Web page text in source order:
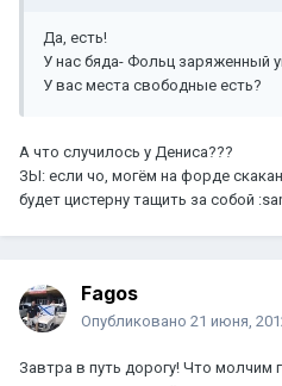
Да, есть!
У нас бяда- Фольц заряженный
У вас места свободные есть?
А что случилось у Дениса???
ЗЫ: если чо, могём на форде
будет цистерну тащить за собой
Fagos
Опубликовано 21 июня,
Завтра в путь дорогу! Что